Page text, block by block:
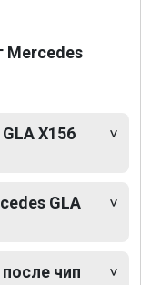
Mercedes
X156
GLA
чип